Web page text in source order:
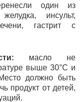
один из
инсульт,
гастрит с
масло не
выше 30°C и
должно быть
продукт от детей,